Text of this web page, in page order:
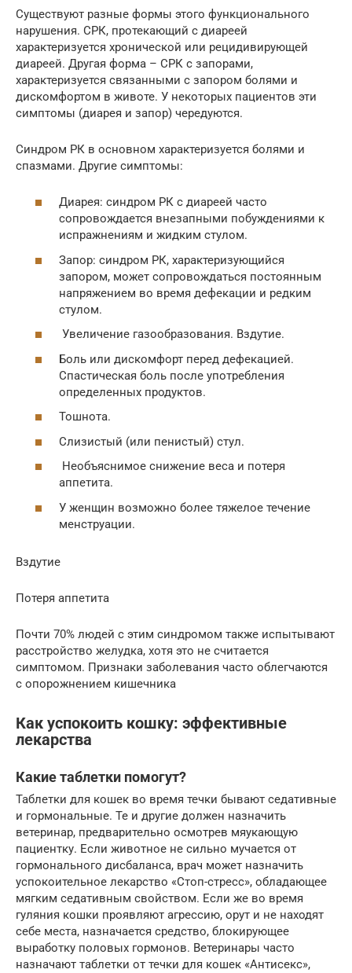
Существуют разные формы этого функционального
нарушения. СРК, протекающий с диареей
характеризуется хронической или рецидивирующей
диареей. Другая форма – СРК с запорами,
характеризуется связанными с запором болями и
дискомфортом в животе. У некоторых пациентов эти
симптомы (диарея и запор) чередуются.
Синдром РК в основном характеризуется болями и
спазмами. Другие симптомы:
Диарея: синдром РК с диареей часто
сопровождается внезапными побуждениями к
испражнениям и жидким стулом.
Запор: синдром РК, характеризующийся
запором, может сопровождаться постоянным
напряжением во время дефекации и редким
стулом.
Увеличение газообразования. Вздутие.
Боль или дискомфорт перед дефекацией.
Спастическая боль после употребления
определенных продуктов.
Тошнота.
Слизистый (или пенистый) стул.
Необъяснимое снижение веса и потеря
аппетита.
У женщин возможно более тяжелое течение
менструации.
Вздутие
Потеря аппетита
Почти 70% людей с этим синдромом также испытывают
расстройство желудка, хотя это не считается
симптомом. Признаки заболевания часто облегчаются
с опорожнением кишечника
Как успокоить кошку: эффективные
лекарства
Какие таблетки помогут?
Таблетки для кошек во время течки бывают седативные
и гормональные. Те и другие должен назначить
ветеринар, предварительно осмотрев мяукающую
пациентку. Если животное не сильно мучается от
гормонального дисбаланса, врач может назначить
успокоительное лекарство «Стоп-стресс», обладающее
мягким седативным свойством. Если же во время
гуляния кошки проявляют агрессию, орут и не находят
себе места, назначается средство, блокирующее
выработку половых гормонов. Ветеринары часто
назначают таблетки от течки для кошек «Антисекс»,